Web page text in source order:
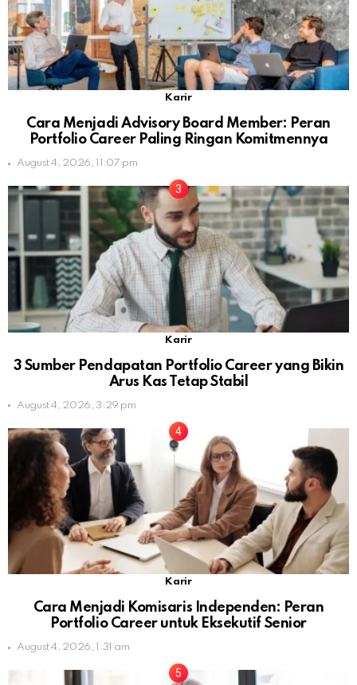
Karir
Cara Menjadi Advisory Board Member: Peran
Portfolio Career Paling Ringan Komitmennya
August 4, 2026, 11:07 pm
Karir
3 Sumber Pendapatan Portfolio Career yang Bikin
Arus Kas Tetap Stabil
August 4, 2026, 3:29 pm
Karir
Cara Menjadi Komisaris Independen: Peran
Portfolio Career untuk Eksekutif Senior
August 4, 2026, 1:31 am